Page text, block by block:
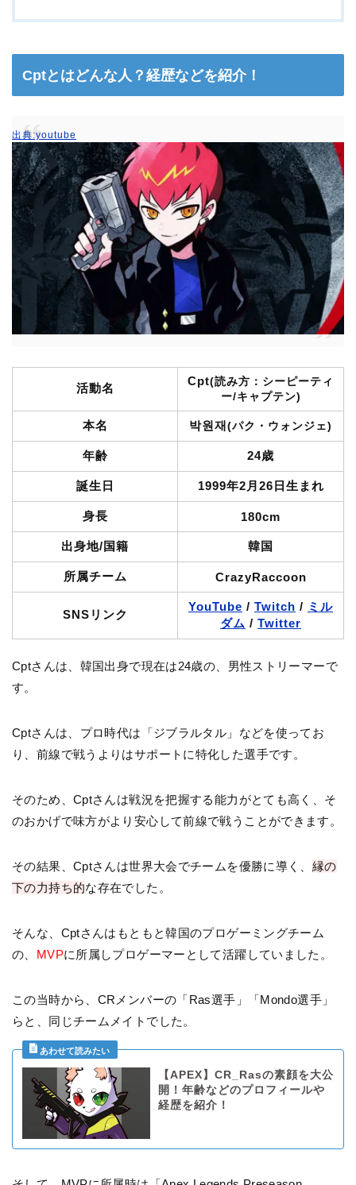
Cptとはどんな人？経歴などを紹介！
出典:youtube
活動名
Cpt(読み方：シーピーティ
ー/キャプテン)
本名 박원재(パク・ウォンジェ)
年齢 24歳
誕生日 1999年2月26日生まれ
身長 180cm
出身地/国籍 韓国
所属チーム CrazyRaccoon
SNSリンク
YouTube / Twitch / ミル
ダム / Twitter
Cptさんは、韓国出身で現在は24歳の、男性ストリーマーで
す。
Cptさんは、プロ時代は「ジブラルタル」などを使ってお
り、前線で戦うよりはサポートに特化した選手です。
そのため、Cptさんは戦況を把握する能力がとても高く、そ
のおかげで味方がより安心して前線で戦うことができます。
その結果、Cptさんは世界大会でチームを優勝に導く、 縁の
下の力持ち的な存在でした。
そんな、Cptさんはもともと韓国のプロゲーミングチーム
の、 MVPに所属しプロゲーマーとして活躍していました。
この当時から、CRメンバーの「Ras選手」「Mondo選手」
らと、同じチームメイトでした。
【APEX】CR_Rasの素顔を大公
開！年齢などのプロフィールや
経歴を紹介！